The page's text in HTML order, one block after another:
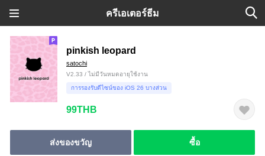
ครีเอเตอร์ธีม
pinkish leopard
satochi
V2.33 / ไม่มีวันหมดอายุใช้งาน
การรองรับดีไซน์ของ iOS 26 บางส่วน
99THB
ส่งของขวัญ ซื้อ